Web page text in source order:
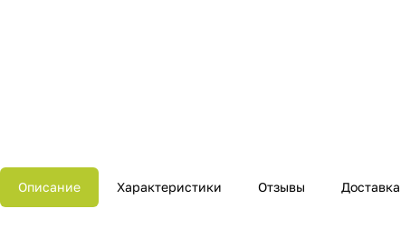
Описание Характеристики Отзывы Доставка